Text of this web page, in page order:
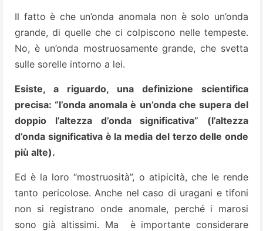
Il fatto è che un’onda anomala non è solo un’onda
grande, di quelle che ci colpiscono nelle tempeste.
No, è un’onda mostruosamente grande, che svetta
sulle sorelle intorno a lei.
Esiste, a riguardo, una definizione scientifica
precisa: “l’onda anomala è un’onda che supera del
doppio l’altezza d’onda significativa” (l’altezza
d’onda significativa è la media del terzo delle onde
più alte).
Ed è la loro “mostruosità”, o atipicità, che le rende
tanto pericolose. Anche nel caso di uragani e tifoni
non si registrano onde anomale, perché i marosi
sono già altissimi. Ma è importante considerare